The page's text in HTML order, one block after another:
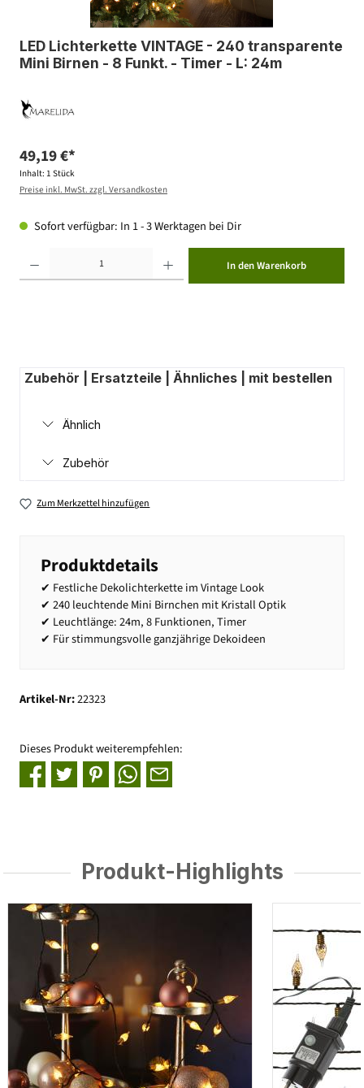
LED Lichterkette VINTAGE - 240 transparente
Mini Birnen - 8 Funkt. - Timer - L: 24m
49,19 €*
Inhalt: 1 Stück
Preise inkl. MwSt. zzgl. Versandkosten
Sofort verfügbar: In 1 - 3 Werktagen bei Dir
In den Warenkorb
Zubehör | Ersatzteile | Ähnliches | mit bestellen
Ähnlich
Zubehör
Zum Merkzettel hinzufügen
Produktdetails
✔ Festliche Dekolichterkette im Vintage Look
✔ 240 leuchtende Mini Birnchen mit Kristall Optik
✔ Leuchtlänge: 24m, 8 Funktionen, Timer
✔ Für stimmungsvolle ganzjährige Dekoideen
Artikel-Nr:22323
Dieses Produkt weiterempfehlen:
Produkt-Highlights